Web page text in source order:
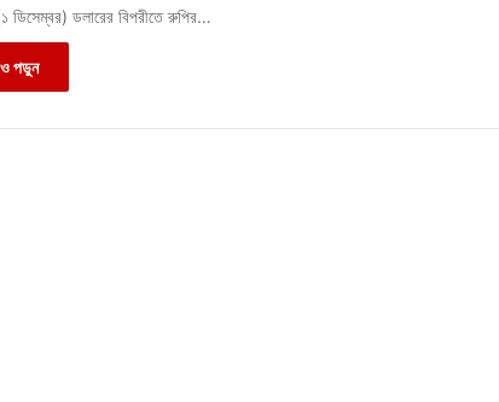
ডিসেম্বর) ডলারের বিপরীতে রুপির…
পড়ুন